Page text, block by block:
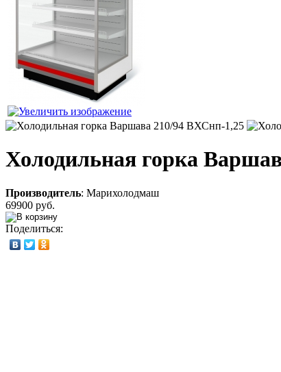
Холодильная горка
Производитель: Марихолодмаш
69900 руб.
Поделиться: